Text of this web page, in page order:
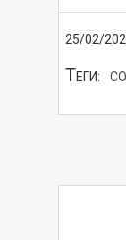
25/02/
ТЕГИ: